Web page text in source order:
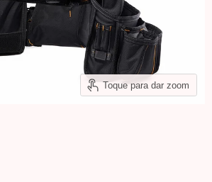
Toque para dar zoom